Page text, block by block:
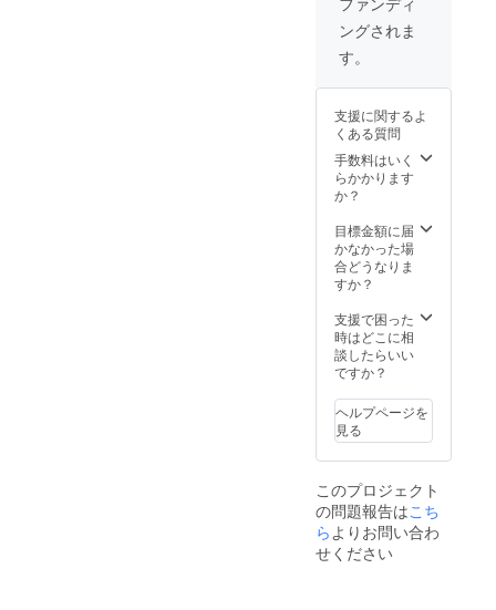
ングされま
す。
支援に関するよ
くある質問
手数料はいく
らかかります
か？
目標金額に届
かなかった場
合どうなりま
すか？
支援で困った
時はどこに相
談したらいい
ですか？
ヘルプページを
見る
このプロジェクト
の問題報告はこち
ら よりお問い合わ
せください